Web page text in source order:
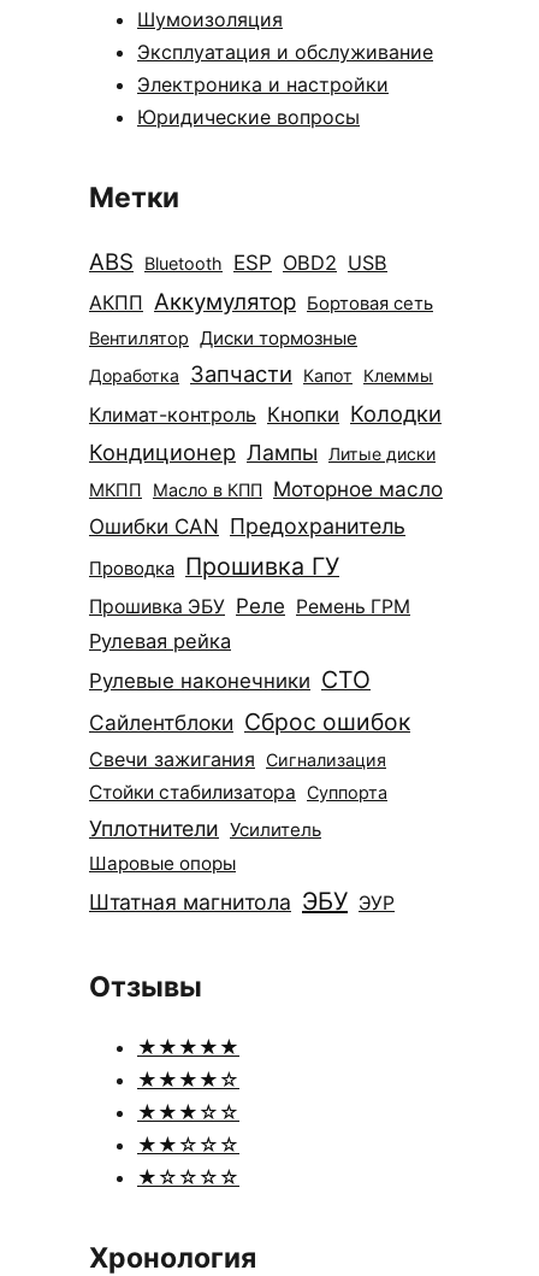
Шумоизоляция
Эксплуатация и обслуживание
Электроника и настройки
Юридические вопросы
Метки
ABS Bluetooth ESP OBD2 USB
АКПП Аккумулятор Бортовая сеть
Вентилятор Диски тормозные
Доработка Запчасти Капот Клеммы
Климат-контроль Кнопки Колодки
Кондиционер Лампы Литые диски
МКПП Масло в КПП
Моторное масло
Ошибки CAN Предохранитель
Проводка Прошивка ГУ
Прошивка ЭБУ Реле Ремень ГРМ
Рулевая рейка
Рулевые наконечники СТО
Сайлентблоки Сброс ошибок
Свечи зажигания Сигнализация
Стойки стабилизатора Суппорта
Уплотнители Усилитель
Шаровые опоры
Штатная магнитола ЭБУ ЭУР
Отзывы
★★★★★
★★★★☆
★★★☆☆
★★☆☆☆
★☆☆☆☆
Хронология